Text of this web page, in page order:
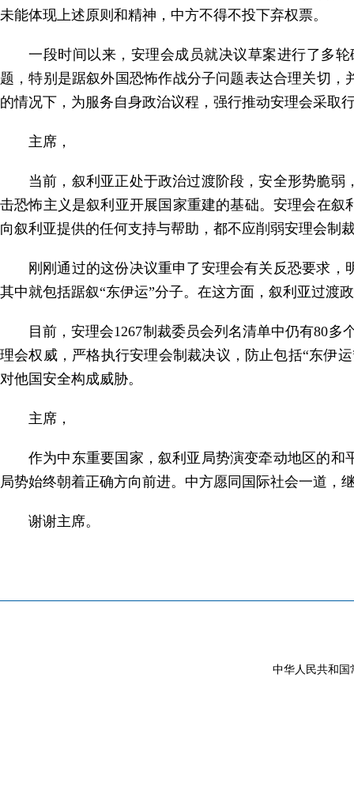
未能体现上述原则和精神，中方不得不投下弃权票。
一段时间以来，安理会成员就决议草案进行了多
题，特别是踞叙外国恐怖作战分子问题表达合理关切
的情况下，为服务自身政治议程，强行推动安理会采取
主席，
当前，叙利亚正处于政治过渡阶段，安全形势脆
击恐怖主义是叙利亚开展国家重建的基础。安理会在
向叙利亚提供的任何支持与帮助，都不应削弱安理会制
刚刚通过的这份决议重申了安理会有关反恐要求
其中就包括踞叙“东伊运”分子。在这方面，叙利亚过渡
目前，安理会1267制裁委员会列名清单中仍有80
理会权威，严格执行安理会制裁决议，防止包括“东伊
对他国安全构成威胁。
主席，
作为中东重要国家，叙利亚局势演变牵动地区的
局势始终朝着正确方向前进。中方愿同国际社会一道，
谢谢主席。
中华人民共和国